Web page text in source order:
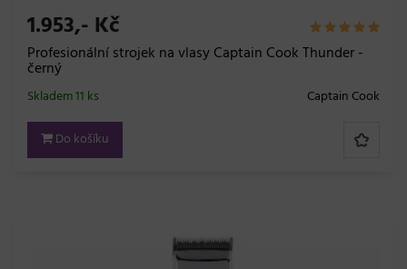
1.953,- Kč
Profesionální strojek na vlasy Captain Cook Thunder -
černý
Captain Cook
Skladem 11 ks
Do košíku